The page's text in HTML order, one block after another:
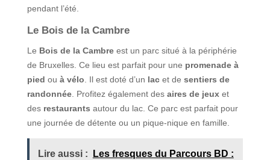
pendant l’été.
Le Bois de la Cambre
Le Bois de la Cambreest un parc situé à la périphérie
de Bruxelles. Ce lieu est parfait pour une promenade à
pied ou à vélo . Il est doté d’un lacet de sentiers de
randonnée. Profitez également des aires de jeuxet
des restaurants autour du lac. Ce parc est parfait pour
une journée de détente ou un pique-nique en famille.
Lire aussi :
Les fresques du Parcours BD :